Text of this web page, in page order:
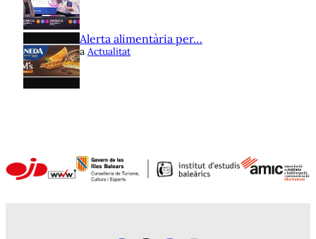
Alerta alimentària per…
a Actualitat